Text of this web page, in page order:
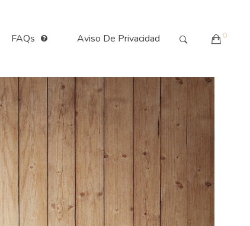
FAQs Aviso De Privacidad 0